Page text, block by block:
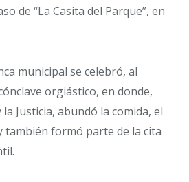
de “La Casita del Parque”, en
municipal se celebró, al
orgiástico, en donde,
Justicia, abundó la comida, el
también formó parte de la cita